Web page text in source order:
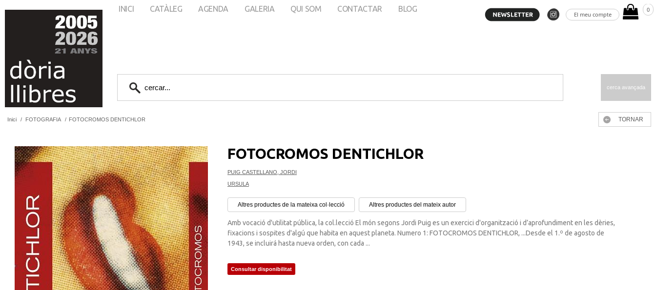
El meu compte
0
INICI CATÀLEG AGENDA GALERIA QUI SOM CONTACTAR BLOG
cerca avançada
Inici / FOTOGRAFIA / FOTOCROMOS DENTICHLOR TORNAR
FOTOCROMOS DENTICHLOR
PUIG CASTELLANO, JORDI
URSULA
Altres productes de la mateixa col·lecció Altres productes del mateix autor
Amb vocació d'utilitat pública, la col.lecció El món segons Jordi Puig es un exercici d'organització i d’aprofundiment en les dèries,
fixacions i sospites d'algú que habita en aquest planeta. Numero 1: FOTOCROMOS DENTICHLOR, ...Desde el 1.º de agosto de
1943, se incluirá hasta nueva orden, con cada ...
Consultar disponibilitat